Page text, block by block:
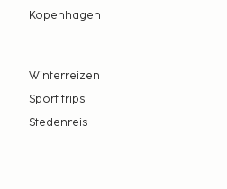
Kopenhagen
Winterreizen
Sport trips
Stedenreis